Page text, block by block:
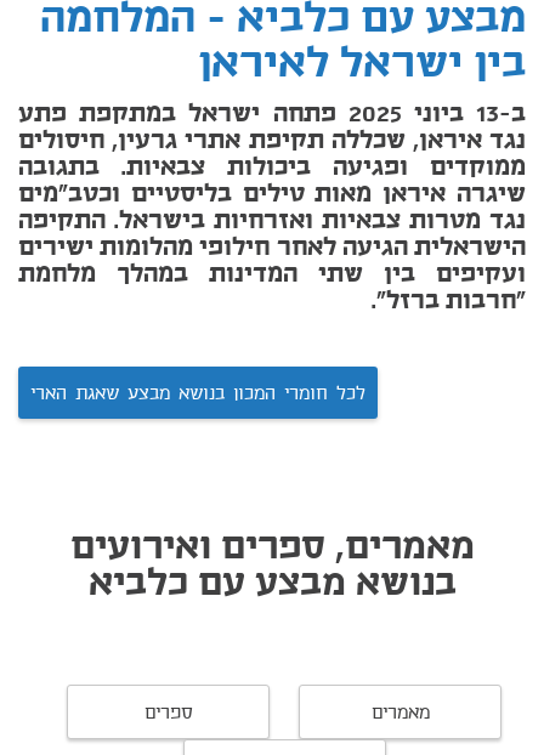
מבצע עם כלביא - המלחמה
בין ישראל לאיראן
ב-13 ביוני 2025 פתחה ישראל במתקפת פתע
נגד איראן, שכללה תקיפת אתרי גרעין, חיסולים
ממוקדים ופגיעה ביכולות צבאיות. בתגובה
שיגרה איראן מאות טילים בליסטיים וכטב"מים
נגד מטרות צבאיות ואזרחיות בישראל. התקיפה
הישראלית הגיעה לאחר חילופי מהלומות ישירים
ועקיפים בין שתי המדינות במהלך מלחמת
"חרבות ברזל".
לכל חומרי המכון בנושא מבצע שאגת הארי
מאמרים, ספרים ואירועים
בנושא מבצע עם כלביא
מאמרים ספרים